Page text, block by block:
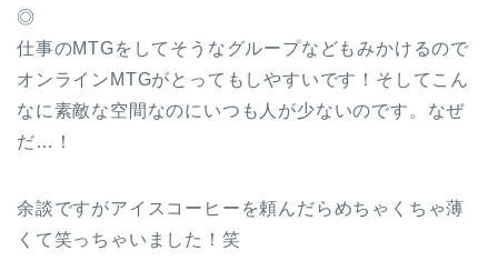
◎
仕事のMTGをしてそうなグループなどもみかけるので
オンラインMTGがとってもしやすいです！そしてこん
なに素敵な空間なのにいつも人が少ないのです。なぜ
だ…！
余談ですがアイスコーヒーを頼んだらめちゃくちゃ薄
くて笑っちゃいました！笑